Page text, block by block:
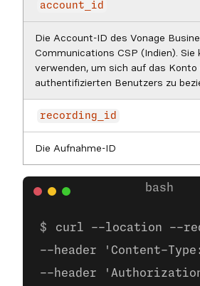
account_id
Die Account-ID des Vonage
Communications CSP (Indien). Sie
verwenden, um sich auf das Konto
authentifizierten Benutzers zu
recording_id
Die Aufnahme-ID
curl --location --
--header 'Content-
--header